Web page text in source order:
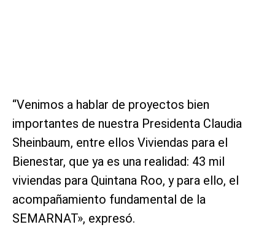
“Venimos a hablar de proyectos bien
importantes de nuestra Presidenta Claudia
Sheinbaum, entre ellos Viviendas para el
Bienestar, que ya es una realidad: 43 mil
viviendas para Quintana Roo, y para ello, el
acompañamiento fundamental de la
SEMARNAT», expresó.